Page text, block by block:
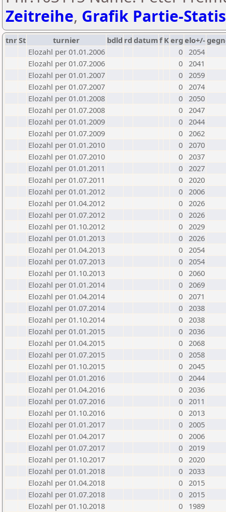
Zeitreihe, Grafik Partie-
tnrSt turnier bdld rd datumf Kerg elo+/-
Elozahl per 01.01.2006
0 2054
Elozahl per 01.07.2006
0 2041
Elozahl per 01.01.2007
0 2059
Elozahl per 01.07.2007
0 2074
Elozahl per 01.01.2008
0 2050
Elozahl per 01.07.2008
0 2047
Elozahl per 01.01.2009
0 2044
Elozahl per 01.07.2009
0 2062
Elozahl per 01.01.2010
0 2070
Elozahl per 01.07.2010
0 2037
Elozahl per 01.01.2011
0 2027
Elozahl per 01.07.2011
0 2020
Elozahl per 01.01.2012
0 2006
Elozahl per 01.04.2012
0 2026
Elozahl per 01.07.2012
0 2026
Elozahl per 01.10.2012
0 2029
Elozahl per 01.01.2013
0 2026
Elozahl per 01.04.2013
0 2054
Elozahl per 01.07.2013
0 2054
Elozahl per 01.10.2013
0 2060
Elozahl per 01.01.2014
0 2069
Elozahl per 01.04.2014
0 2071
Elozahl per 01.07.2014
0 2038
Elozahl per 01.10.2014
0 2038
Elozahl per 01.01.2015
0 2036
Elozahl per 01.04.2015
0 2068
Elozahl per 01.07.2015
0 2058
Elozahl per 01.10.2015
0 2045
Elozahl per 01.01.2016
0 2044
Elozahl per 01.04.2016
0 2036
Elozahl per 01.07.2016
0 2011
Elozahl per 01.10.2016
0 2013
Elozahl per 01.01.2017
0 2005
Elozahl per 01.04.2017
0 2006
Elozahl per 01.07.2017
0 2019
Elozahl per 01.10.2017
0 2020
Elozahl per 01.01.2018
0 2033
Elozahl per 01.04.2018
0 2015
Elozahl per 01.07.2018
0 2015
Elozahl per 01.10.2018
0
1989